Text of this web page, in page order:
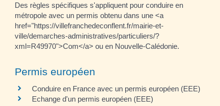
Des règles spécifiques s'appliquent pour conduire en
métropole avec un permis obtenu dans une <a
href="https://villefranchedeconflent.fr/mairie-et-
ville/demarches-administratives/particuliers/?
xml=R49970">Com</a> ou en Nouvelle-Calédonie.
Permis européen
Conduire en France avec un permis européen (EEE)
Echange d'un permis européen (EEE)